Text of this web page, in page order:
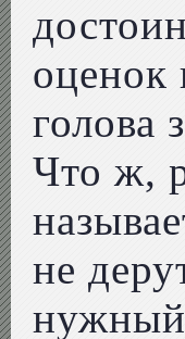
оценок
голова
Что ж,
не